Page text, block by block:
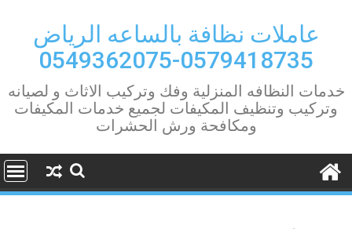
contentعاملات نظافة بالساعه الرياض
0579418735-0549362075
خدمات النظافه المنزلية وفك وتركيب الاثاث و لصيانه
وتركيب وتنظيف المكيفات لجميع خدمات المكيفات
ومكافحة ورش الحشرات